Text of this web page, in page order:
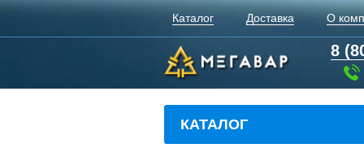
Каталог Доставка О
8
КАТАЛОГ